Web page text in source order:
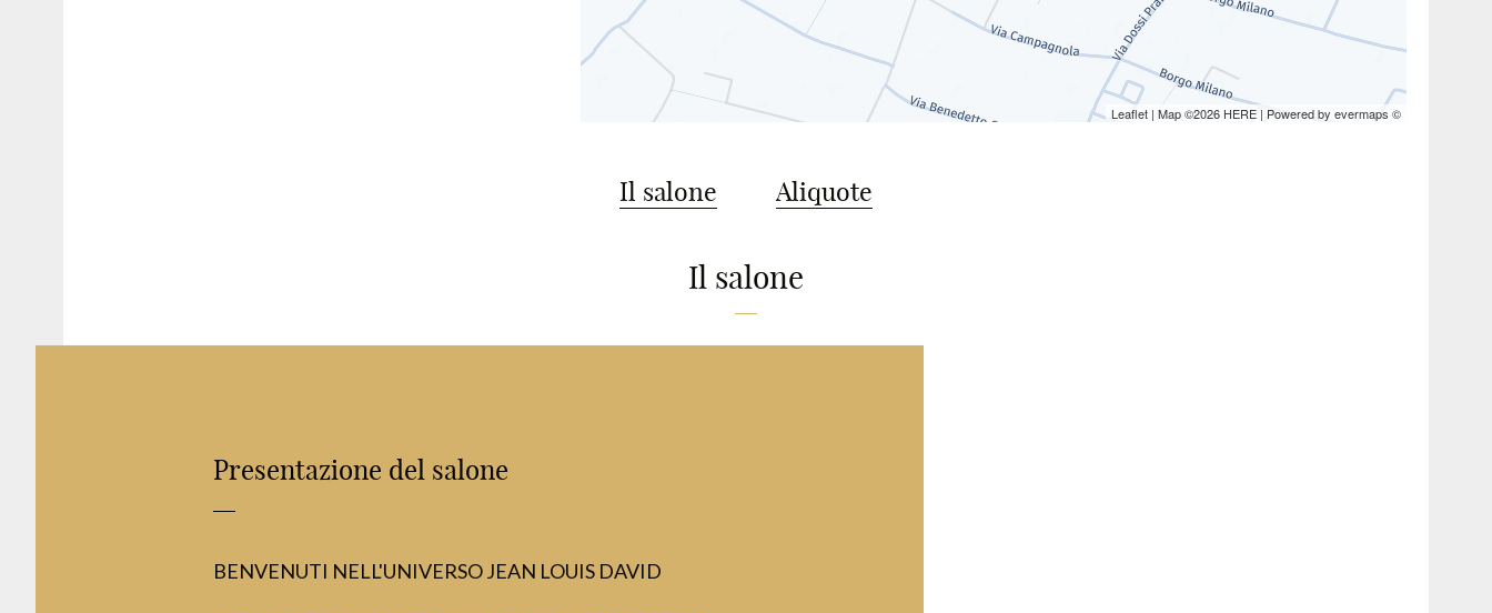
Leaflet | Map ©2026 HERE | Powered by evermaps ©
Il salone Aliquote
Il salone
Presentazione del salone
BENVENUTI NELL'UNIVERSO JEAN LOUIS DAVID